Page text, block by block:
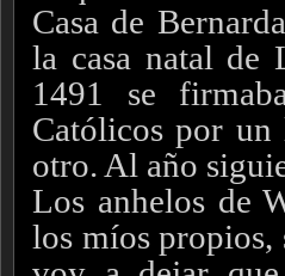
Casa de
la casa natal de
1491 se
Católicos por
otro. Al año
Los anhelos de
los míos propios,